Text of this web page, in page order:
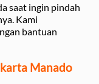
saat ingin pindah
Kami
bantuan
Manado